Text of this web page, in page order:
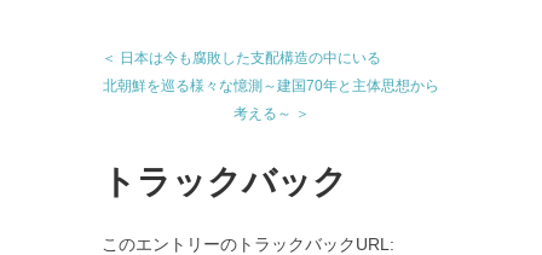
＜ 日本は今も腐敗した支配構造の中にいる
北朝鮮を巡る様々な憶測～建国70年と主体思想から
考える～ ＞
トラックバック
このエントリーのトラックバックURL: